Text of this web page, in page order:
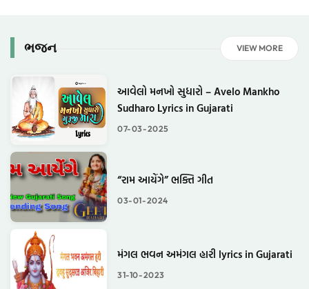
ભજન VIEW MORE
આવેલો મનખો સુધારો – Avelo Mankho
Sudharo Lyrics in Gujarati
07-03-2025
“રામ આયેંગે” ભક્તિ ગીત
03-01-2024
મંગલ ભવન અમંગલ હારી lyrics in Gujarati
31-10-2023